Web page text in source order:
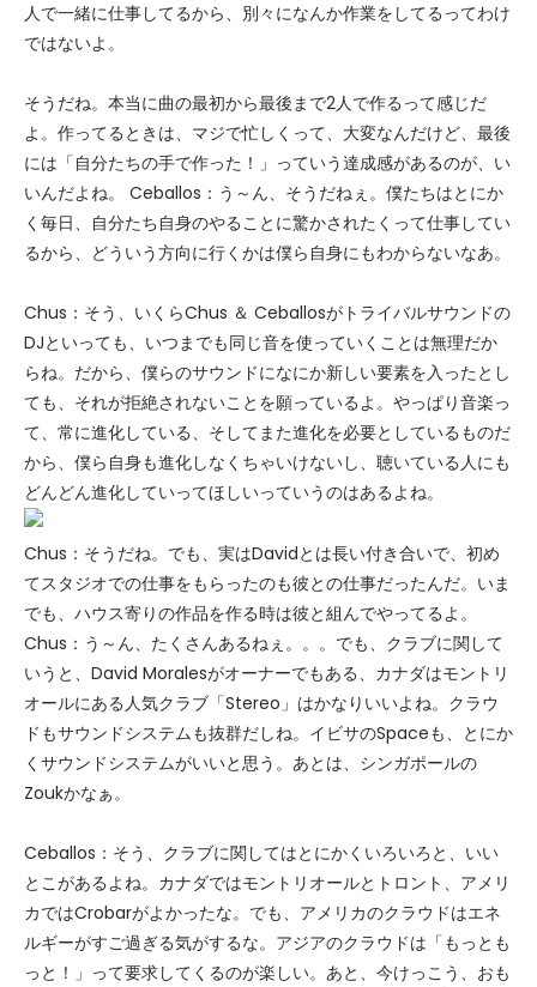
人で一緒に仕事してるから、別々になんか作業をしてるってわけ
ではないよ。
そうだね。本当に曲の最初から最後まで2人で作るって感じだ
よ。作ってるときは、マジで忙しくって、大変なんだけど、最後
には「自分たちの手で作った！」っていう達成感があるのが、い
いんだよね。 Ceballos：う～ん、そうだねぇ。僕たちはとにか
く毎日、自分たち自身のやることに驚かされたくって仕事してい
るから、どういう方向に行くかは僕ら自身にもわからないなあ。
Chus：そう、いくらChus ＆ Ceballosがトライバルサウンドの
DJといっても、いつまでも同じ音を使っていくことは無理だか
らね。だから、僕らのサウンドになにか新しい要素を入ったとし
ても、それが拒絶されないことを願っているよ。やっぱり音楽っ
て、常に進化している、そしてまた進化を必要としているものだ
から、僕ら自身も進化しなくちゃいけないし、聴いている人にも
どんどん進化していってほしいっていうのはあるよね。
Chus：そうだね。でも、実はDavidとは長い付き合いで、初め
てスタジオでの仕事をもらったのも彼との仕事だったんだ。いま
でも、ハウス寄りの作品を作る時は彼と組んでやってるよ。
Chus：う～ん、たくさんあるねぇ。。。でも、クラブに関して
いうと、David Moralesがオーナーでもある、カナダはモントリ
オールにある人気クラブ「Stereo」はかなりいいよね。クラウ
ドもサウンドシステムも抜群だしね。イビサのSpaceも、とにか
くサウンドシステムがいいと思う。あとは、シンガポールの
Zoukかなぁ。
Ceballos：そう、クラブに関してはとにかくいろいろと、いい
とこがあるよね。カナダではモントリオールとトロント、アメリ
カではCrobarがよかったな。でも、アメリカのクラウドはエネ
ルギーがすご過ぎる気がするな。アジアのクラウドは「もっとも
っと！」って要求してくるのが楽しい。あと、今けっこう、おも